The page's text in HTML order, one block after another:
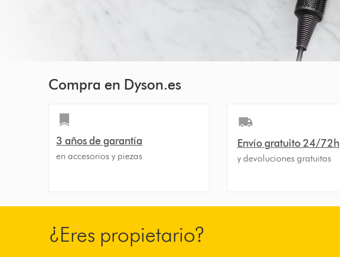
Compra en Dyson.es
3 años de garantía
en accesorios y piezas
Envío gratuito 24/72h
y devoluciones gratuitas
¿Eres propietario?